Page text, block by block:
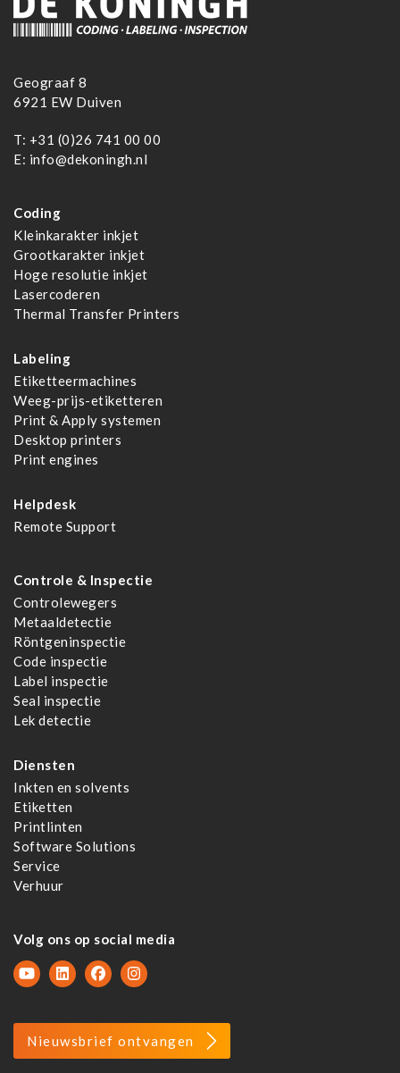
Geograaf 8
6921 EW Duiven
T: +31 (0)26 741 00 00
E: info@dekoningh.nl
Coding
Kleinkarakter inkjet
Grootkarakter inkjet
Hoge resolutie inkjet
Lasercoderen
Thermal Transfer Printers
Labeling
Etiketteermachines
Weeg-prijs-etiketteren
Print & Apply systemen
Desktop printers
Print engines
Helpdesk
Remote Support
Controle & Inspectie
Controlewegers
Metaaldetectie
Röntgeninspectie
Code inspectie
Label inspectie
Seal inspectie
Lek detectie
Diensten
Inkten en solvents
Etiketten
Printlinten
Software Solutions
Service
Verhuur
Volg ons op social media
Nieuwsbrief ontvangen